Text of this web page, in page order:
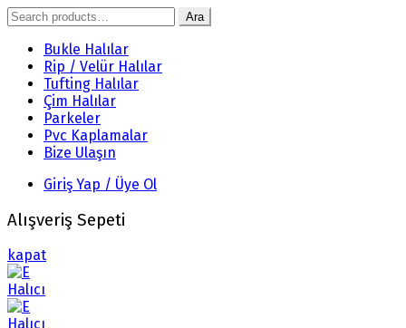
Search
for:
Ara
Bukle Halılar
Rip / Velür Halılar
Tufting Halılar
Çim Halılar
Parkeler
Pvc Kaplamalar
Bize Ulaşın
Giriş Yap / Üye Ol
Alışveriş Sepeti
kapat